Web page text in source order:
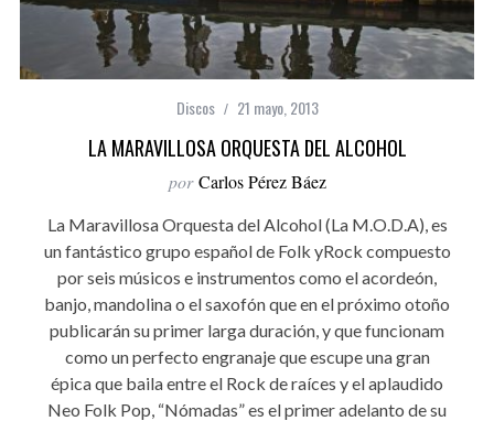
Discos 21 mayo, 2013
LA MARAVILLOSA ORQUESTA DEL ALCOHOL
por Carlos Pérez Báez
La Maravillosa Orquesta del Alcohol (La M.O.D.A), es
un fantástico grupo español de Folk yRock compuesto
por seis músicos e instrumentos como el acordeón,
banjo, mandolina o el saxofón que en el próximo otoño
publicarán su primer larga duración, y que funcionam
como un perfecto engranaje que escupe una gran
épica que baila entre el Rock de raíces y el aplaudido
Neo Folk Pop, “Nómadas” es el primer adelanto de su